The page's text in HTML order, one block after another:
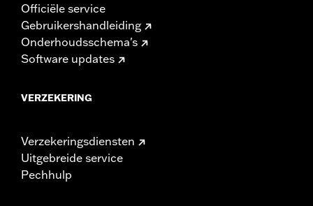
Officiële service
Gebruikershandleiding
Onderhoudsschema's
Software updates
VERZEKERING
Verzekeringsdiensten
Uitgebreide service
Pechhulp